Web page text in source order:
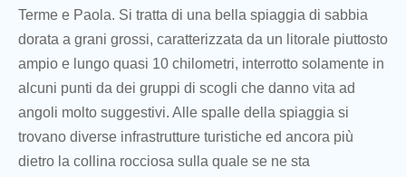
Terme e Paola. Si tratta di una bella spiaggia di sabbia
dorata a grani grossi, caratterizzata da un litorale piuttosto
ampio e lungo quasi 10 chilometri, interrotto solamente in
alcuni punti da dei gruppi di scogli che danno vita ad
angoli molto suggestivi. Alle spalle della spiaggia si
trovano diverse infrastrutture turistiche ed ancora più
dietro la collina rocciosa sulla quale se ne sta